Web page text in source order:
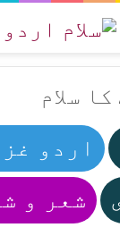
کا سلام
اردو
شعر و